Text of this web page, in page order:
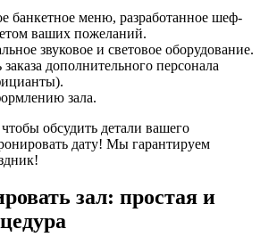
банкетное меню, разработанное шеф-
ваших пожеланий.
звуковое и световое оборудование.
дополнительного персонала
зала.
обсудить детали вашего
дату! Мы гарантируем
зал: простая и